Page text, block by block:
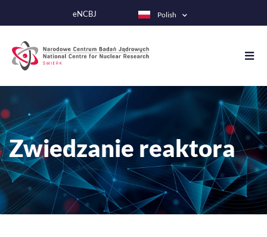
do
eNCBJ Polish
Zwiedzanie reaktora